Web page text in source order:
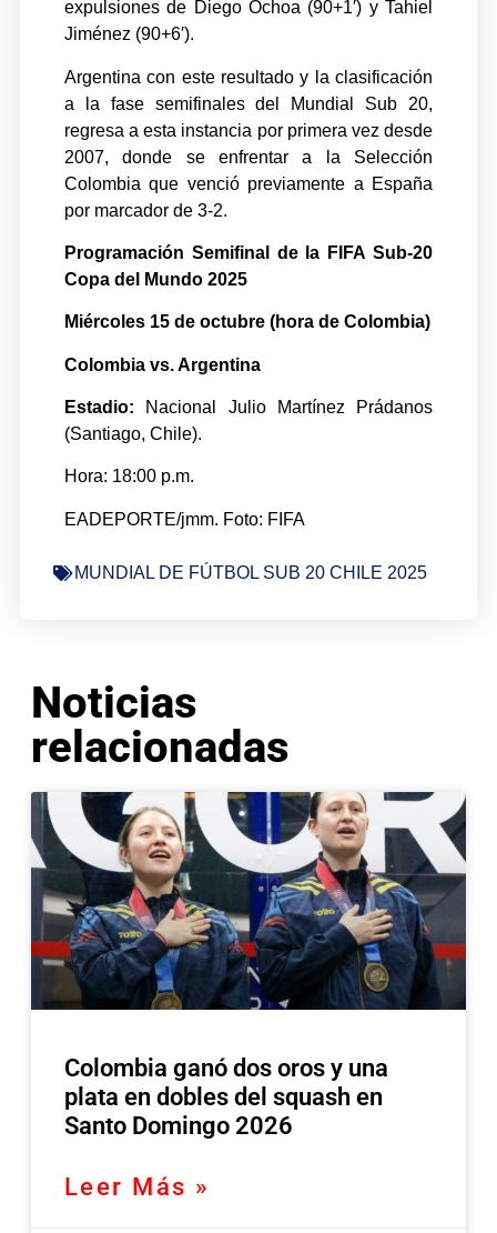
expulsiones de Diego Ochoa (90+1′) y Tahiel
Jiménez (90+6′).
Argentina con este resultado y la clasificación
a la fase semifinales del Mundial Sub 20,
regresa a esta instancia por primera vez desde
2007, donde se enfrentar a la Selección
Colombia que venció previamente a España
por marcador de 3-2.
Programación Semifinal de la FIFA Sub-20
Copa del Mundo 2025
Miércoles 15 de octubre (hora de Colombia)
Colombia vs. Argentina
Estadio: Nacional Julio Martínez Prádanos
(Santiago, Chile).
Hora: 18:00 p.m.
EADEPORTE/jmm. Foto: FIFA
MUNDIAL DE FÚTBOL SUB 20 CHILE 2025
Noticias
relacionadas
Colombia ganó dos oros y una
plata en dobles del squash en
Santo Domingo 2026
Leer Más »